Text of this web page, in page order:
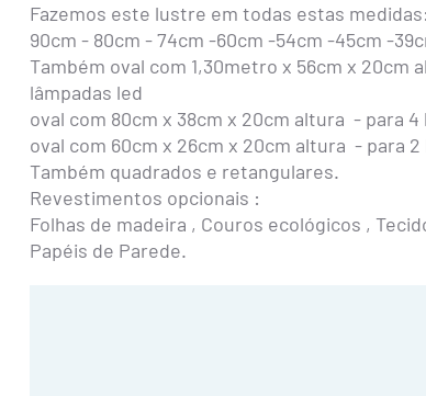
Fazemos este lustre em todas estas medidas:
90cm - 80cm - 74cm -60cm -54cm -45cm -
Também oval com 1,30metro x 56cm x 20cm
lâmpadas led
oval com 80cm x 38cm x 20cm altura - para 4
oval com 60cm x 26cm x 20cm altura - para 2
Também quadrados e retangulares.
Revestimentos opcionais :
Folhas de madeira , Couros ecológicos ,
Papéis de Parede.